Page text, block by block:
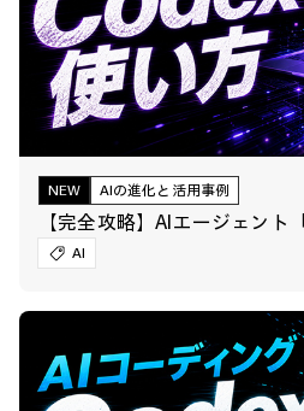
NEW AIの進化と活用事例
【完全攻略】AIエージェント
AI